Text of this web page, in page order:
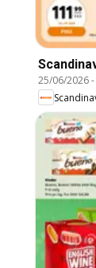
25/06/2026-